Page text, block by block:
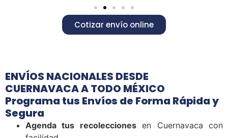
Cotizar envío online
ENVÍOS NACIONALES DESDE
CUERNAVACA A TODO MÉXICO
Programa tus Envíos de Forma Rápida y
Segura
Agenda tus recoleccionesen Cuernavaca con